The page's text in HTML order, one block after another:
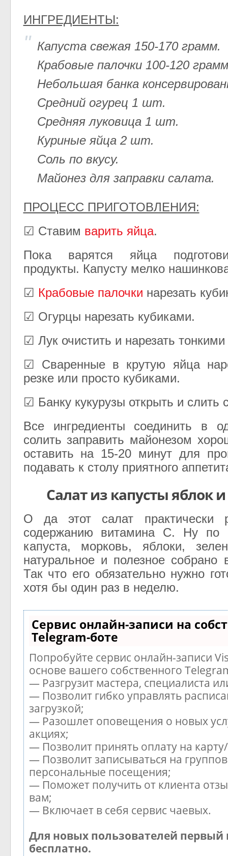
ИНГРЕДИЕНТЫ:
Капуста свежая 150-170 грамм.
Крабовые палочки 100-120
Небольшая банка
Средний огурец 1 шт.
Средняя луковица 1 шт.
Куриные яйца 2 шт.
Соль по вкусу.
Майонез для заправки салата.
ПРОЦЕСС ПРИГОТОВЛЕНИЯ:
☑ Ставим варить яйца.
Пока варятся яйца
продукты. Капусту мелко
☑ Крабовые палочки нарезать
☑ Огурцы нарезать кубиками.
☑ Лук очистить и нарезать
☑ Сваренные в крутую яйца
резке или просто кубиками.
☑ Банку кукурузы открыть и слить
Все ингредиенты соединить в
солить заправить майонезом
оставить на 15-20 минут для
подавать к столу приятного
Салат из капусты яблок
О да этот салат практически
содержанию витамина С. Ну по
капуста, морковь, яблоки,
натуральное и полезное
Так что его обязательно нужно
хотя бы один раз в неделю.
Сервис онлайн-записи на
Telegram-боте
Попробуйте сервис онлайн-записи
основе вашего собственного
— Разгрузит мастера, специалиста
— Позволит гибко управлять
загрузкой;
— Разошлет оповещения о новых
акциях;
— Позволит принять оплату на
— Позволит записываться на
персональные посещения;
— Поможет получить от клиента
вам;
— Включает в себя сервис чаевых.
Для новых пользователей первый
бесплатно.